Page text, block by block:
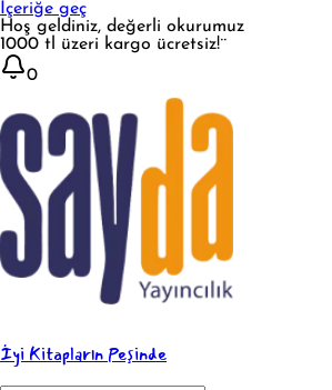
İçeriğe geç
Hoş geldiniz, değerli okurumuz
1000 tl üzeri kargo ücretsiz!¨
0
İyi Kitapların Peşinde